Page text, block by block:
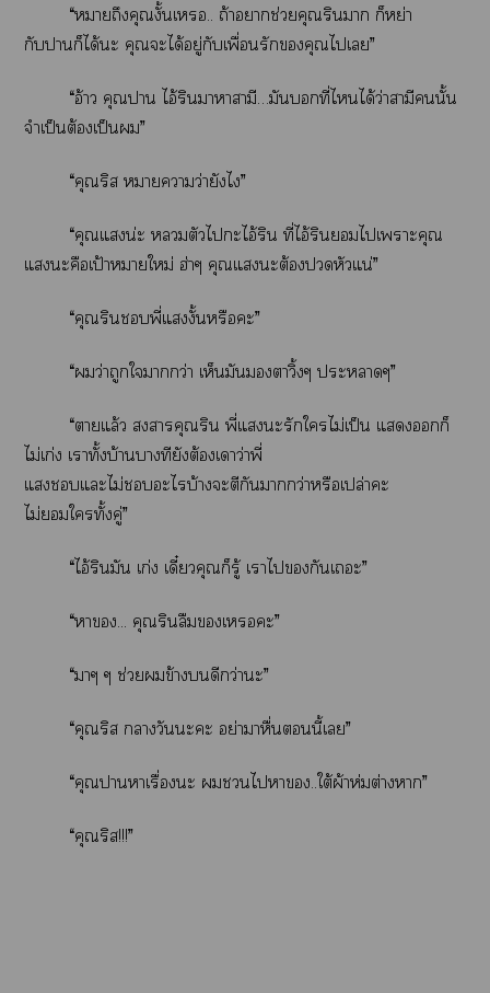
“าถึงคุณงั้นเ.. ถ้าาช่วยคุณรินา ก็หย่า
กับาก็ได้ะ คุณะได้อยู่กับเพื่อนรักคุณไเ”
“อ้าว คุณา ไอ้รินาาามี…มันที่ไได้ว่าสามีนั้น
จำเป็นต้องเป็น”
“คุณริส หมายความว่ายังไ”
“คุณแน่ะ ตัวไะไอ้ริน ที่ไอ้รินไเาะคุณ
แะคือเป้าหมายใหม่ ฮ่าๆ คุณแะต้องหัวแน่”
“คุณรินพี่แงั้นหรือะ”
“ว่าถูกใากว่า เห็นมันตาวิ้งๆ ะาๆ”
“าแล้ว าคุณริน พี่แะรักใไม่เป็น แก็
ไม่เก่ง เาทั้งบ้านบางทียังต้องเาว่าพี่
แแะไม่ะไบ้างะตีกันากว่าหรือเปล่าะ
ไม่ใทั้งคู่”
“ไอ้รินมัน เก่ง เดี๋ยวคุณก็รู้ เาไกันเะ”
“า... คุณรินลืมเะ”
“าๆ ๆ ช่วยข้างดีกว่านะ”
“คุณริส าวันะะ อย่าาหื่นนี้เ”
“คุณาาเรื่องะ ไา..ใต้ผ้าห่มต่างา”
“คุณริส!!!”